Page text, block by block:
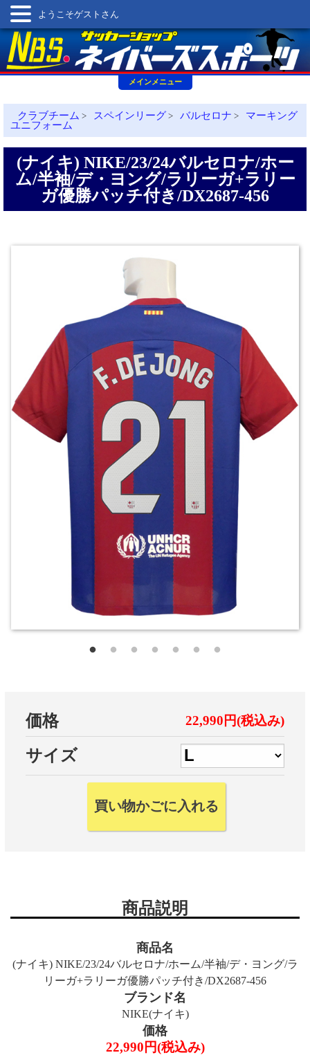
メインメニュー
ようこそゲストさん
クラブチーム > スペインリーグ > バルセロナ >
マーキング
ユニフォーム
(ナイキ) NIKE/23/24バルセロナ/ホー
ム/半袖/デ・ヨング/ラリーガ+ラリー
ガ優勝パッチ付き/DX2687-456
価格 22,990円(税込み)
サイズ
商品説明
商品名
(ナイキ) NIKE/23/24バルセロナ/ホーム/半袖/デ・ヨング/ラ
リーガ+ラリーガ優勝パッチ付き/DX2687-456
ブランド名
NIKE(ナイキ)
価格
22,990円(税込み)